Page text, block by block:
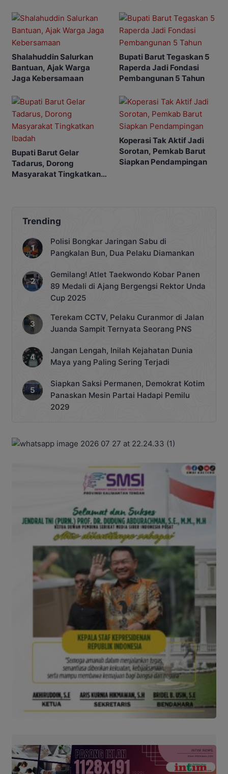
Shalahuddin Salurkan
Bantuan, Ajak Warga
Jaga Kebersamaan
Bupati Barut Tegaskan 5
Raperda Jadi Fondasi
Pembangunan 5 Tahun
Bupati Barut Gelar
Tadarus, Dorong
Masyarakat Tingkatkan
Koperasi Tak Aktif Jadi
Sorotan, Pemkab Barut
Siapkan Pendampingan
Trending
Polisi Bongkar Jaringan Sabu di
Pangkalan Bun, Dua Pelaku Diamankan
Gemilang! Atlet Taekwondo Kobar Panen
89 Medali di Ajang Bergengsi Rektor Unda
Cup 2025
Terekam CCTV, Pelaku Curanmor di Jalan
Juanda Sampit Ternyata Seorang PNS
Jangan Lengah, Inilah Kejahatan Dunia
Maya yang Paling Sering Terjadi
Siapkan Saksi Permanen, Demokrat Kotim
Panaskan Mesin Partai Hadapi Pemilu
2029